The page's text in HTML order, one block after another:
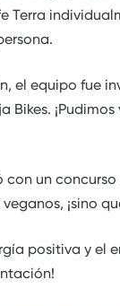
Terra
el equipo fue
Bikes.
con un
¡sino
positiva y el